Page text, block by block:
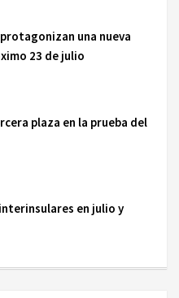
una nueva
23 de julio
plaza en la prueba del
en julio y